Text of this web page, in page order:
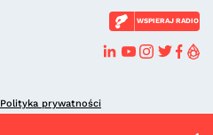
WSPIERAJ RADIO
Polityka prywatności